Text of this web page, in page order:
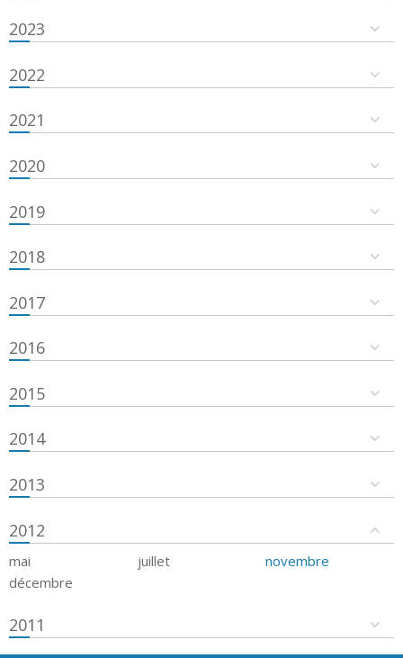
2023
2022
2021
2020
2019
2018
2017
2016
2015
2014
2013
2012
mai juillet
novembre
décembre
2011